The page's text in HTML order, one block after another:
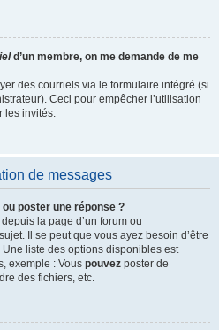
d’un membre, on me demande de me
des courriels via le formulaire intégré (si
Ceci pour empêcher l’utilisation
les invités.
de messages
poster une réponse ?
la page d’un forum ou
Il se peut que vous ayez besoin d’être
liste des options disponibles est
exemple : Vous pouvez poster de
des fichiers, etc.